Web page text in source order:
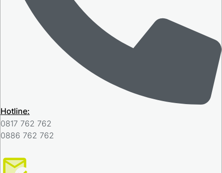
Hotline:
0817 762 762
0886 762 762